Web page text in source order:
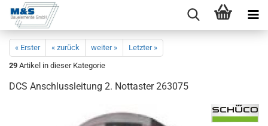
« Erster « zurück weiter »
Letzter »
29 Artikel in dieser Kategorie
DCS An­schluss­lei­tung 2. Nott­as­ter 263075